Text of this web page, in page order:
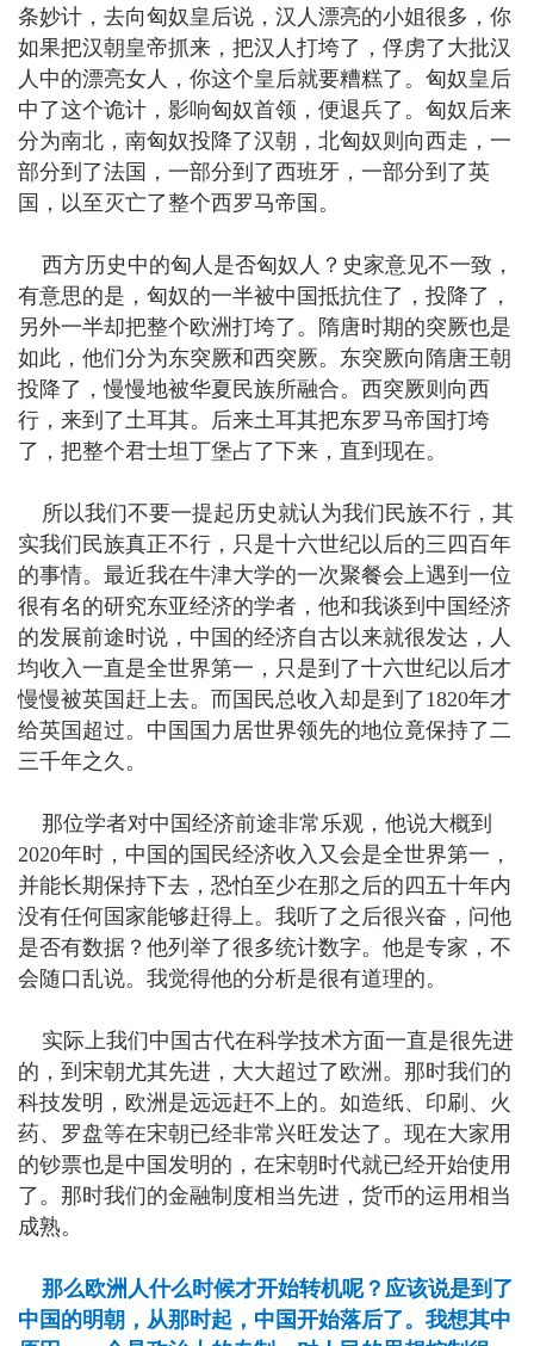
条妙计，去向匈奴皇后说，汉人漂亮的小姐很多，你
如果把汉朝皇帝抓来，把汉人打垮了，俘虏了大批汉
人中的漂亮女人，你这个皇后就要糟糕了。匈奴皇后
中了这个诡计，影响匈奴首领，便退兵了。匈奴后来
分为南北，南匈奴投降了汉朝，北匈奴则向西走，一
部分到了法国，一部分到了西班牙，一部分到了英
国，以至灭亡了整个西罗马帝国。
西方历史中的匈人是否匈奴人？史家意见不一致，
有意思的是，匈奴的一半被中国抵抗住了，投降了，
另外一半却把整个欧洲打垮了。隋唐时期的突厥也是
如此，他们分为东突厥和西突厥。东突厥向隋唐王朝
投降了，慢慢地被华夏民族所融合。西突厥则向西
行，来到了土耳其。后来土耳其把东罗马帝国打垮
了，把整个君士坦丁堡占了下来，直到现在。
所以我们不要一提起历史就认为我们民族不行，其
实我们民族真正不行，只是十六世纪以后的三四百年
的事情。最近我在牛津大学的一次聚餐会上遇到一位
很有名的研究东亚经济的学者，他和我谈到中国经济
的发展前途时说，中国的经济自古以来就很发达，人
均收入一直是全世界第一，只是到了十六世纪以后才
慢慢被英国赶上去。而国民总收入却是到了1820年才
给英国超过。中国国力居世界领先的地位竟保持了二
三千年之久。
那位学者对中国经济前途非常乐观，他说大概到
2020年时，中国的国民经济收入又会是全世界第一，
并能长期保持下去，恐怕至少在那之后的四五十年内
没有任何国家能够赶得上。我听了之后很兴奋，问他
是否有数据？他列举了很多统计数字。他是专家，不
会随口乱说。我觉得他的分析是很有道理的。
实际上我们中国古代在科学技术方面一直是很先进
的，到宋朝尤其先进，大大超过了欧洲。那时我们的
科技发明，欧洲是远远赶不上的。如造纸、印刷、火
药、罗盘等在宋朝已经非常兴旺发达了。现在大家用
的钞票也是中国发明的，在宋朝时代就已经开始使用
了。那时我们的金融制度相当先进，货币的运用相当
成熟。
那么欧洲人什么时候才开始转机呢？应该说是到了
中国的明朝，从那时起，中国开始落后了。我想其中